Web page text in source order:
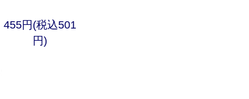
455円(税込501
円)